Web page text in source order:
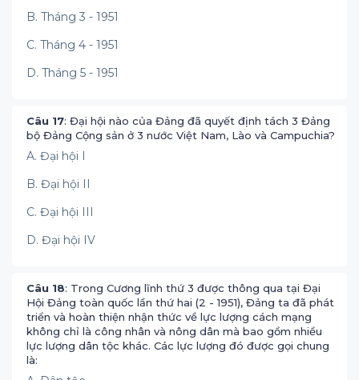
B. Tháng 3 - 1951
C. Tháng 4 - 1951
D. Tháng 5 - 1951
Câu 17: Đại hội nào của Đảng đã quyết định tách 3 Đảng
bộ Đảng Cộng sản ở 3 nước Việt Nam, Lào và Campuchia?
A. Đại hội I
B. Đại hội II
C. Đại hội III
D. Đại hội IV
Câu 18: Trong Cương lĩnh thứ 3 được thông qua tại Đại
Hội Đảng toàn quốc lần thứ hai (2 - 1951), Đảng ta đã phát
triển và hoàn thiện nhận thức về lực lượng cách mạng
không chỉ là công nhân và nông dân mà bao gồm nhiều
lực lượng dân tộc khác. Các lực lượng đó được gọi chung
là: